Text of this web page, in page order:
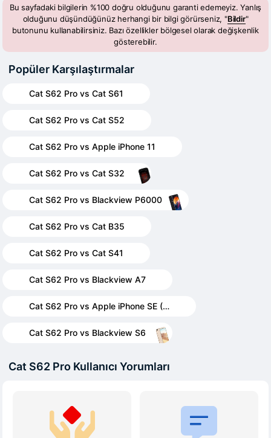
Bu sayfadaki bilgilerin %100 doğru olduğunu garanti edemeyiz. Yanlış
olduğunu düşündüğünüz herhangi bir bilgi görürseniz, "Bildir"
butonunu kullanabilirsiniz. Bazı özellikler bölgesel olarak değişkenlik
gösterebilir.
Popüler Karşılaştırmalar
Cat S62 Pro vs Cat S61
Cat S62 Pro vs Cat S52
Cat S62 Pro vs Apple iPhone 11
Cat S62 Pro vs Cat S32
Cat S62 Pro vs Blackview P6000
Cat S62 Pro vs Cat B35
Cat S62 Pro vs Cat S41
Cat S62 Pro vs Blackview A7
Cat S62 Pro vs Apple iPhone SE (2020)
Cat S62 Pro vs Blackview S6
Cat S62 Pro Kullanıcı Yorumları